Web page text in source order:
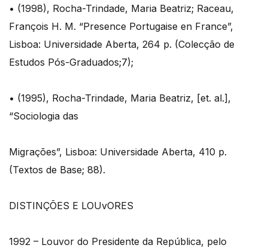
• (1998), Rocha-Trindade, Maria Beatriz; Raceau,
François H. M. “Presence Portugaise en France”,
Lisboa: Universidade Aberta, 264 p. (Colecção de
Estudos Pós-Graduados;7);
• (1995), Rocha-Trindade, Maria Beatriz, [et. al.],
“Sociologia das
Migrações”, Lisboa: Universidade Aberta, 410 p.
(Textos de Base; 88).
DISTINÇÕES E LOUvORES
1992 – Louvor do Presidente da República, pelo